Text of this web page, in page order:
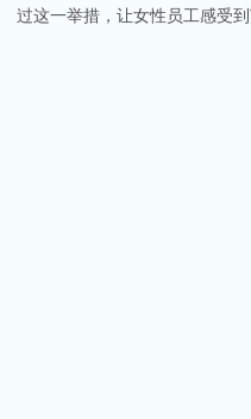
过这一举措，让女性员工感受